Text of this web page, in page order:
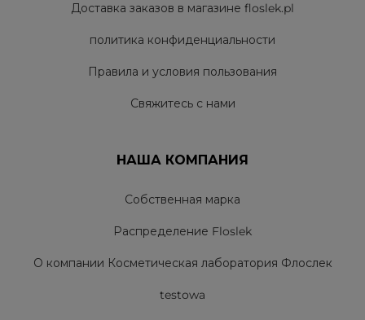
Доставка заказов в магазине floslek.pl
политика конфиденциальности
Правила и условия пользования
Свяжитесь с нами
НАША КОМПАНИЯ
Собственная марка
Распределение Floslek
О компании Косметическая лаборатория Флослек
testowa